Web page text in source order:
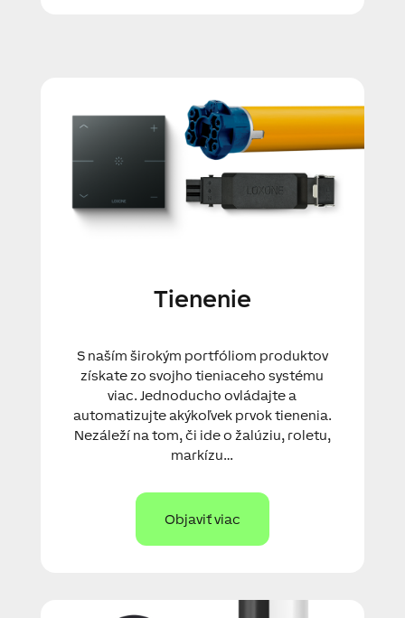
Tienenie
S naším širokým portfóliom produktov
získate zo svojho tieniaceho systému
viac. Jednoducho ovládajte a
automatizujte akýkoľvek prvok tienenia.
Nezáleží na tom, či ide o žalúziu, roletu,
markízu…
Objaviť viac